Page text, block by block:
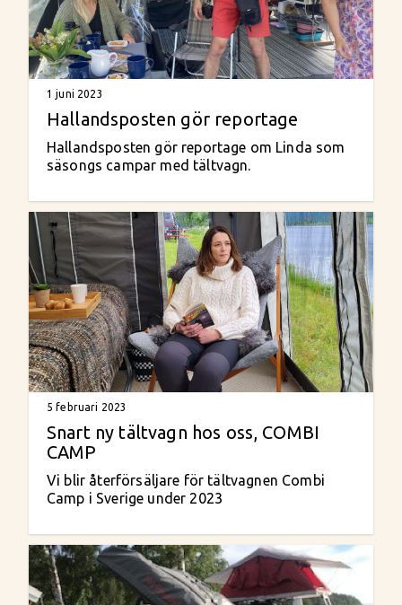
1 juni 2023
Hallandsposten gör reportage
Hallandsposten gör reportage om Linda som
säsongs campar med tältvagn.
5 februari 2023
Snart ny tältvagn hos oss, COMBI
CAMP
Vi blir återförsäljare för tältvagnen Combi
Camp i Sverige under 2023